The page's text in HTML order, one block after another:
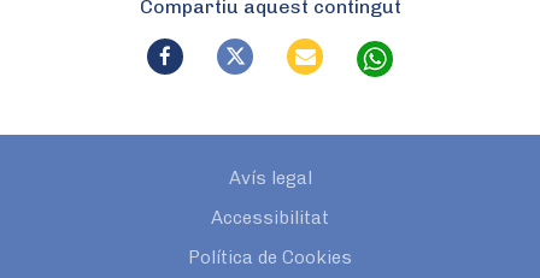
Compartiu aquest contingut
Avís legal
Accessibilitat
Política de Cookies